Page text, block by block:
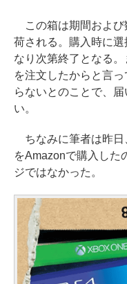
この箱は期間および
荷される。購入時に選
なり次第終了となる
を注文したからと言
らないとのことで、
い。
ちなみに筆者は昨日
をAmazonで購入した
ジではなかった。